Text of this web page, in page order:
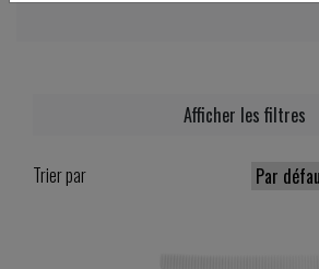
Afficher les filtres
Trier par